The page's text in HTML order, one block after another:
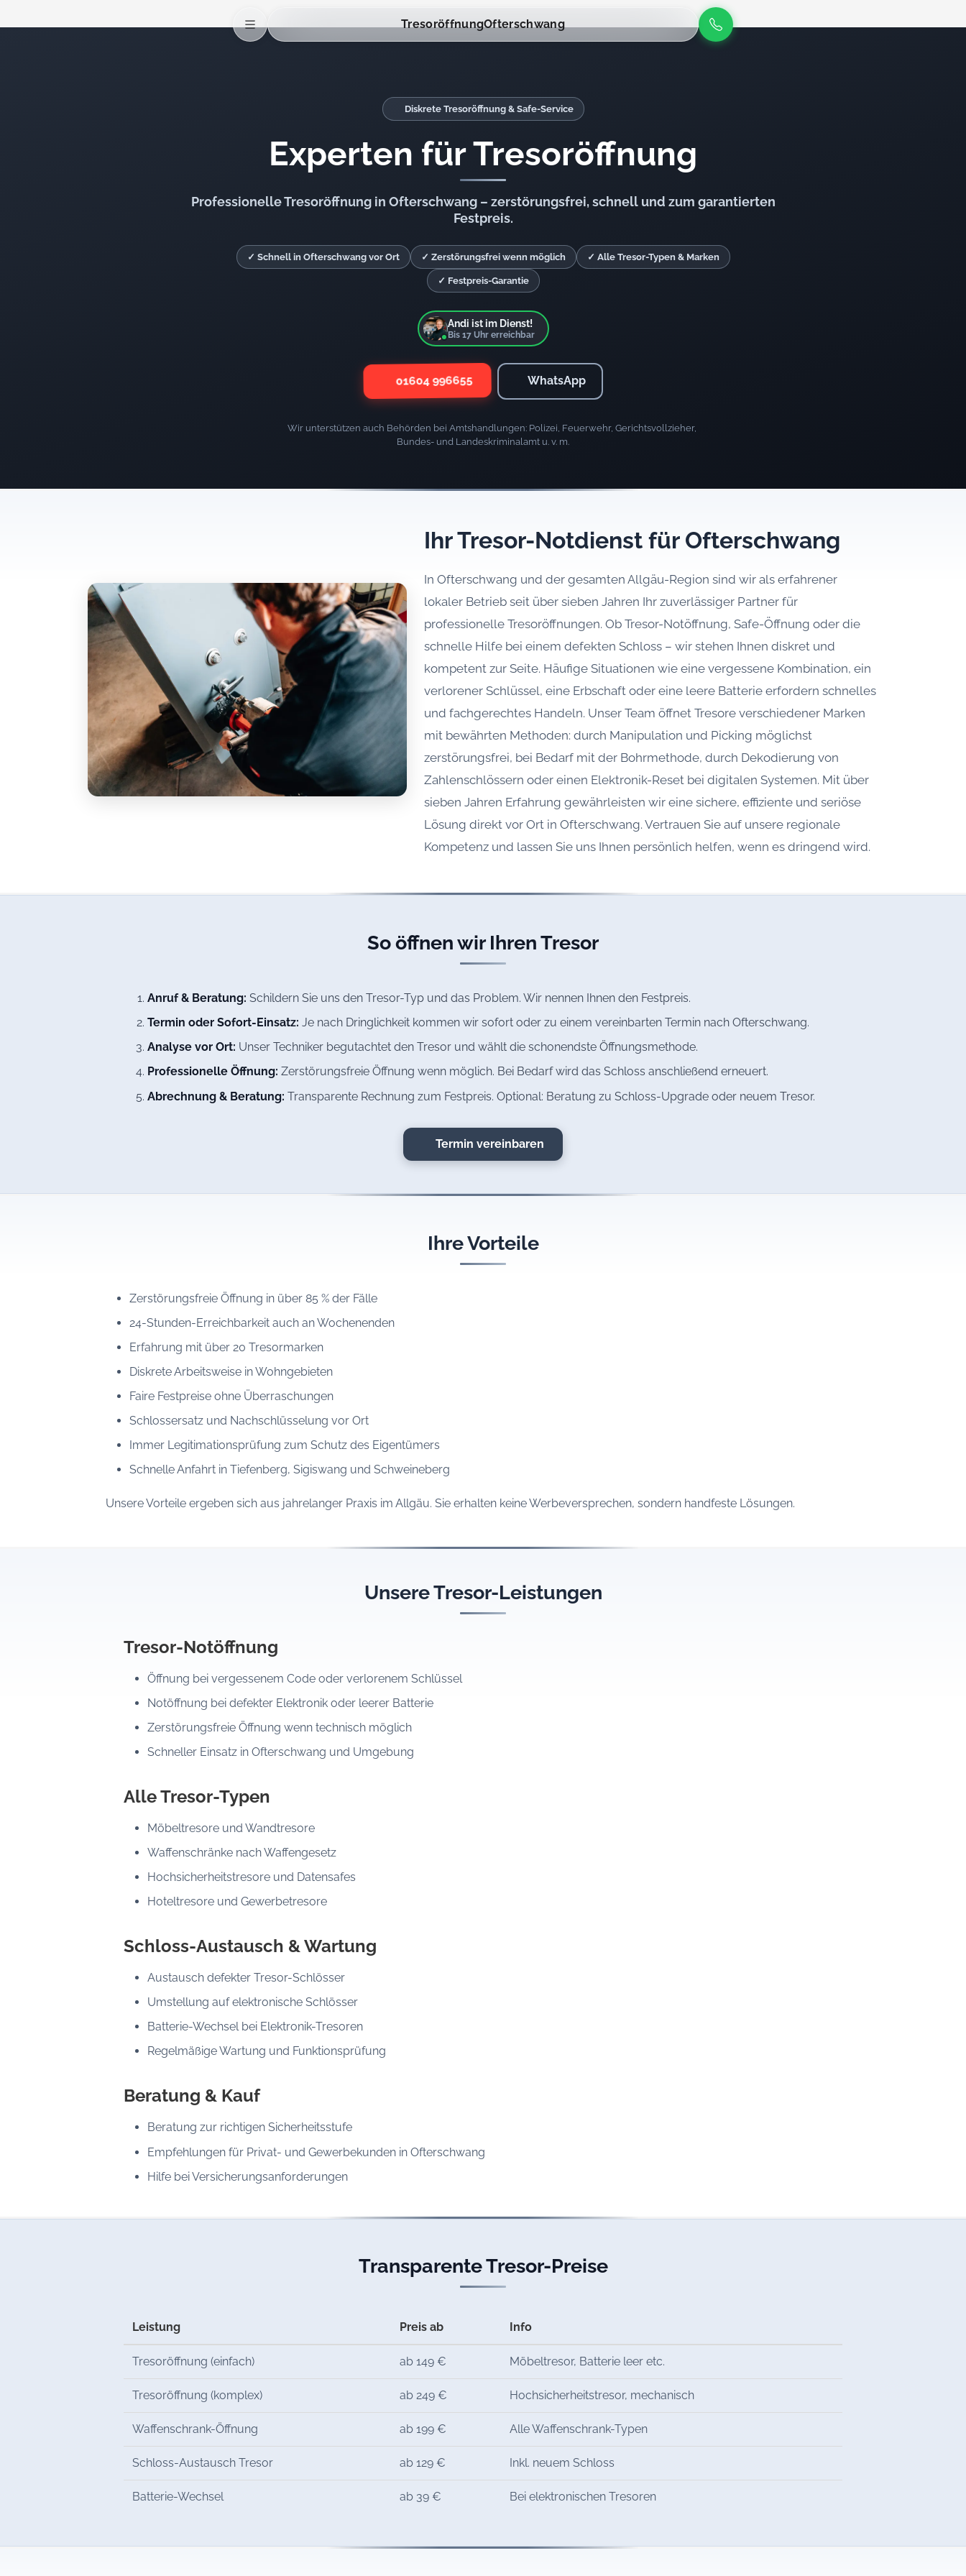
TresoröffnungOfterschwang
Diskrete Tresoröffnung & Safe-Service
Experten für Tresoröffnung
Professionelle Tresoröffnung in Ofterschwang – zerstörungsfrei, schnell und zum garantierten
Festpreis.
✓ Schnell in Ofterschwang vor Ort ✓ Zerstörungsfrei wenn möglich ✓ Alle Tresor-Typen & Marken
✓ Festpreis-Garantie
Andi ist im Dienst!
Bis 17Uhr erreichbar
01604 996655 WhatsApp
Wir unterstützen auch Behörden bei Amtshandlungen: Polizei, Feuerwehr, Gerichtsvollzieher,
Bundes- und Landeskriminalamt u. v. m.
Ihr Tresor-Notdienst für Ofterschwang
In Ofterschwang und der gesamten Allgäu-Region sind wir als erfahrener
lokaler Betrieb seit über sieben Jahren Ihr zuverlässiger Partner für
professionelle Tresoröffnungen. Ob Tresor-Notöffnung, Safe-Öffnung oder die
schnelle Hilfe bei einem defekten Schloss – wir stehen Ihnen diskret und
kompetent zur Seite. Häufige Situationen wie eine vergessene Kombination, ein
verlorener Schlüssel, eine Erbschaft oder eine leere Batterie erfordern schnelles
und fachgerechtes Handeln. Unser Team öffnet Tresore verschiedener Marken
mit bewährten Methoden: durch Manipulation und Picking möglichst
zerstörungsfrei, bei Bedarf mit der Bohrmethode, durch Dekodierung von
Zahlenschlössern oder einen Elektronik-Reset bei digitalen Systemen. Mit über
sieben Jahren Erfahrung gewährleisten wir eine sichere, effiziente und seriöse
Lösung direkt vor Ort in Ofterschwang. Vertrauen Sie auf unsere regionale
Kompetenz und lassen Sie uns Ihnen persönlich helfen, wenn es dringend wird.
So öffnen wir Ihren Tresor
Anruf & Beratung: Schildern Sie uns den Tresor-Typ und das Problem. Wir nennen Ihnen den Festpreis.
Termin oder Sofort-Einsatz: Je nach Dringlichkeit kommen wir sofort oder zu einem vereinbarten Termin nach Ofterschwang.
Analyse vor Ort: Unser Techniker begutachtet den Tresor und wählt die schonendste Öffnungsmethode.
Professionelle Öffnung: Zerstörungsfreie Öffnung wenn möglich. Bei Bedarf wird das Schloss anschließend erneuert.
Abrechnung & Beratung: Transparente Rechnung zum Festpreis. Optional: Beratung zu Schloss-Upgrade oder neuem Tresor.
Termin vereinbaren
Ihre Vorteile
Zerstörungsfreie Öffnung in über 85 % der Fälle
24-Stunden-Erreichbarkeit auch an Wochenenden
Erfahrung mit über 20 Tresormarken
Diskrete Arbeitsweise in Wohngebieten
Faire Festpreise ohne Überraschungen
Schlossersatz und Nachschlüsselung vor Ort
Immer Legitimationsprüfung zum Schutz des Eigentümers
Schnelle Anfahrt in Tiefenberg, Sigiswang und Schweineberg
Unsere Vorteile ergeben sich aus jahrelanger Praxis im Allgäu. Sie erhalten keine Werbeversprechen, sondern handfeste Lösungen.
Unsere Tresor-Leistungen
Tresor-Notöffnung
Öffnung bei vergessenem Code oder verlorenem Schlüssel
Notöffnung bei defekter Elektronik oder leerer Batterie
Zerstörungsfreie Öffnung wenn technisch möglich
Schneller Einsatz in Ofterschwang und Umgebung
Alle Tresor-Typen
Möbeltresore und Wandtresore
Waffenschränke nach Waffengesetz
Hochsicherheitstresore und Datensafes
Hoteltresore und Gewerbetresore
Schloss-Austausch & Wartung
Austausch defekter Tresor-Schlösser
Umstellung auf elektronische Schlösser
Batterie-Wechsel bei Elektronik-Tresoren
Regelmäßige Wartung und Funktionsprüfung
Beratung & Kauf
Beratung zur richtigen Sicherheitsstufe
Empfehlungen für Privat- und Gewerbekunden in Ofterschwang
Hilfe bei Versicherungsanforderungen
Transparente Tresor-Preise
Leistung Preis ab Info
Tresoröffnung (einfach) ab 149 € Möbeltresor, Batterie leer etc.
Tresoröffnung (komplex) ab 249 € Hochsicherheitstresor, mechanisch
Waffenschrank-Öffnung ab 199 € Alle Waffenschrank-Typen
Schloss-Austausch Tresor ab 129 € Inkl. neuem Schloss
Batterie-Wechsel ab 39 € Bei elektronischen Tresoren